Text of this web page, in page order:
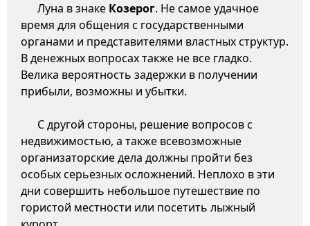
Луна в знаке Козерог. Не самое удачное
время для общения с государственными
органами и представителями властных структур.
В денежных вопросах также не все гладко.
Велика вероятность задержки в получении
прибыли, возможны и убытки.
С другой стороны, решение вопросов с
недвижимостью, а также всевозможные
организаторские дела должны пройти без
особых серьезных осложнений. Неплохо в эти
дни совершить небольшое путешествие по
гористой местности или посетить лыжный